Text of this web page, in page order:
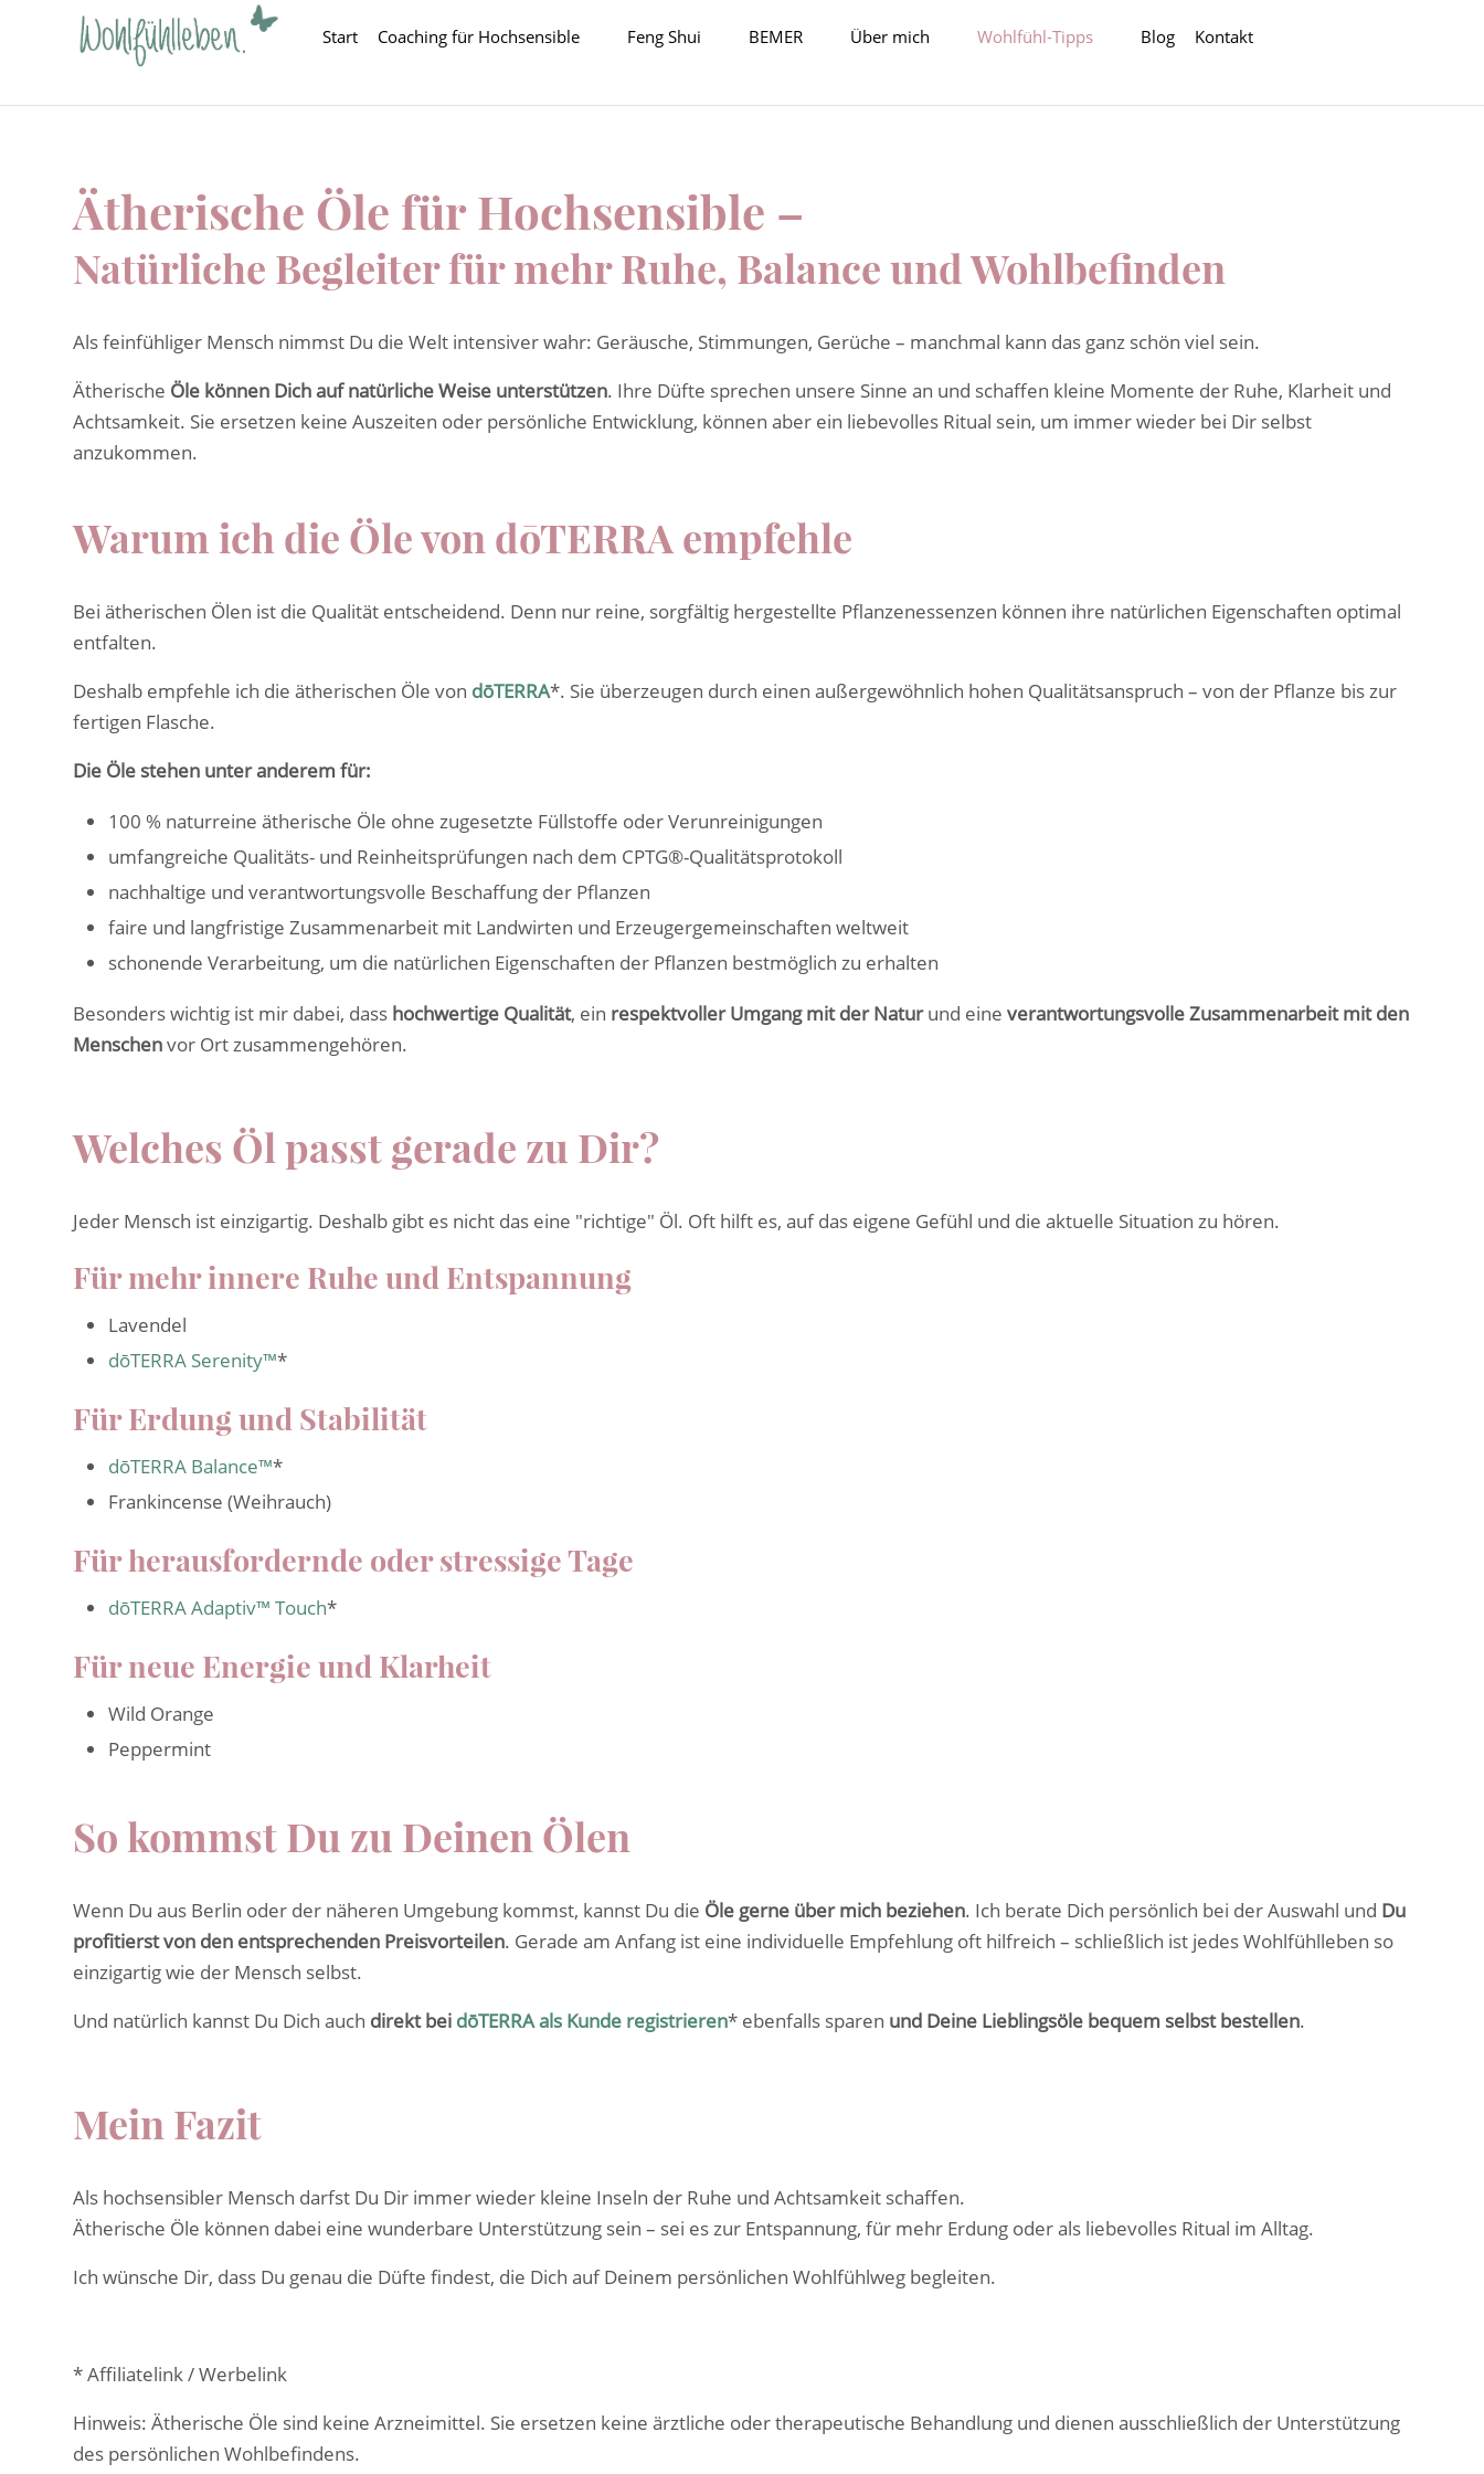
Start Coaching für Hochsensible Feng Shui BEMER Über mich Wohlfühl-Tipps Blog Kontakt
Ätherische Öle für Hochsensible –
Natürliche Begleiter für mehr Ruhe, Balance und Wohlbefinden
Als feinfühliger Mensch nimmst Du die Welt intensiver wahr: Geräusche, Stimmungen, Gerüche – manchmal kann das ganz schön viel sein.
Ätherische Öle können Dich auf natürliche Weise unterstützen. Ihre Düfte sprechen unsere Sinne an und schaffen kleine Momente der Ruhe, Klarheit und
Achtsamkeit. Sie ersetzen keine Auszeiten oder persönliche Entwicklung, können aber ein liebevolles Ritual sein, um immer wieder bei Dir selbst
anzukommen.
Warum ich die Öle von dōTERRA empfehle
Bei ätherischen Ölen ist die Qualität entscheidend. Denn nur reine, sorgfältig hergestellte Pflanzenessenzen können ihre natürlichen Eigenschaften optimal
entfalten.
Deshalb empfehle ich die ätherischen Öle von dōTERRA*. Sie überzeugen durch einen außergewöhnlich hohen Qualitätsanspruch – von der Pflanze bis zur
fertigen Flasche.
Die Öle stehen unter anderem für:
100 % naturreine ätherische Öle ohne zugesetzte Füllstoffe oder Verunreinigungen
umfangreiche Qualitäts- und Reinheitsprüfungen nach dem CPTG®-Qualitätsprotokoll
nachhaltige und verantwortungsvolle Beschaffung der Pflanzen
faire und langfristige Zusammenarbeit mit Landwirten und Erzeugergemeinschaften weltweit
schonende Verarbeitung, um die natürlichen Eigenschaften der Pflanzen bestmöglich zu erhalten
Besonders wichtig ist mir dabei, dass hochwertige Qualität, ein respektvoller Umgang mit der Naturund eine verantwortungsvolle Zusammenarbeit mit den
Menschenvor Ort zusammengehören.
Welches Öl passt gerade zu Dir?
Jeder Mensch ist einzigartig. Deshalb gibt es nicht das eine "richtige" Öl. Oft hilft es, auf das eigene Gefühl und die aktuelle Situation zu hören.
Für mehr innere Ruhe und Entspannung
Lavendel
dōTERRA Serenity™*
Für Erdung und Stabilität
dōTERRA Balance™*
Frankincense (Weihrauch)
Für herausfordernde oder stressige Tage
dōTERRA Adaptiv™ Touch*
Für neue Energie und Klarheit
Wild Orange
Peppermint
So kommst Du zu Deinen Ölen
Wenn Du aus Berlin oder der näheren Umgebung kommst, kannst Du die Öle gerne über mich beziehen. Ich berate Dich persönlich bei der Auswahl und Du
profitierst von den entsprechenden Preisvorteilen. Gerade am Anfang ist eine individuelle Empfehlung oft hilfreich – schließlich ist jedes Wohlfühlleben so
einzigartig wie der Mensch selbst.
Und natürlich kannst Du Dich auch direkt bei dōTERRA als Kunde registrieren* ebenfalls sparen und Deine Lieblingsöle bequem selbst bestellen.
Mein Fazit
Als hochsensibler Mensch darfst Du Dir immer wieder kleine Inseln der Ruhe und Achtsamkeit schaffen.
Ätherische Öle können dabei eine wunderbare Unterstützung sein – sei es zur Entspannung, für mehr Erdung oder als liebevolles Ritual im Alltag.
Ich wünsche Dir, dass Du genau die Düfte findest, die Dich auf Deinem persönlichen Wohlfühlweg begleiten.
* Affiliatelink / Werbelink
Hinweis: Ätherische Öle sind keine Arzneimittel. Sie ersetzen keine ärztliche oder therapeutische Behandlung und dienen ausschließlich der Unterstützung
des persönlichen Wohlbefindens.